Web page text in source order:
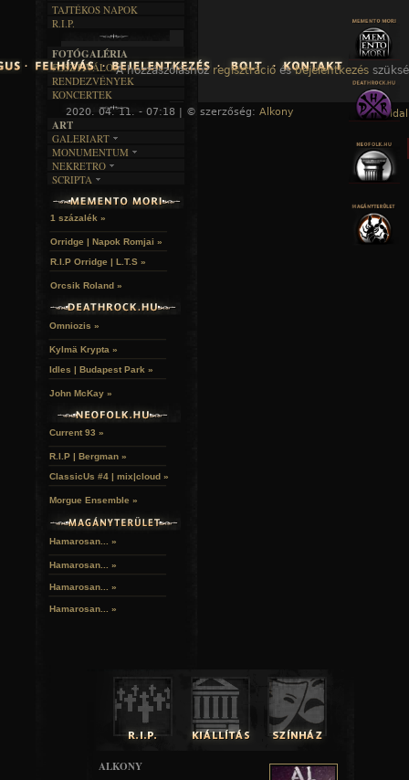
A hozzászóláshoz regisztráció ésbejelentkezés
2020. 04. 11. - 07:18 | © szerzőség: Alkony « Főoldal
AKTUÁLIS
A MÚLT
TAJTÉKOS NAPOK
R.I.P.
FOTÓGALÉRIA
FESZTIVÁLOK
RENDEZVÉNYEK
KONCERTEK
ART
GALERIART
ARTGALERI
KÉPREGÉNYEK
LAKÁSKULTS
MONUMENTUM
TEMETŐK
TEMPLOMOK
VÁRAK
HELYEK
NEKRETRO
SZUBKULT
FEKETE LYUK
RELIKVIÁK
SCRIPTA
NOVELLÁK
VERSEK
1 százalék »
Orridge | Napok Romjai »
R.I.P Orridge | L.T.S »
Orcsik Roland »
Omniozis »
Kylmä Krypta »
Idles | Budapest Park »
John McKay »
Current 93 »
R.I.P | Bergman »
ClassicUs #4 | mix|cloud »
Morgue Ensemble »
Hamarosan... »
Hamarosan... »
Hamarosan... »
Hamarosan... »
ALKONY